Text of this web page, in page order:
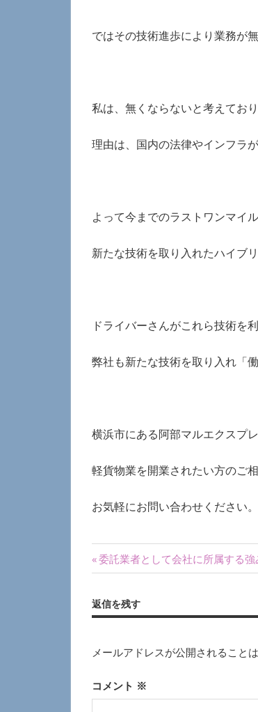
ではその技術進歩により業務が
私は、無くならないと考えており
理由は、国内の法律やインフラ
よって今までのラストワンマイ
新たな技術を取り入れたハイブ
ドライバーさんがこれら技術を
弊社も新たな技術を取り入れ「
横浜市にある阿部マルエクスプ
軽貨物業を開業されたい方のご
お気軽にお問い合わせください。
投
ナ
ビ
ー
前
の
事:
委託業者として会社に所属する強
返信を残す
メールアドレスが公開されることは
コメント ※